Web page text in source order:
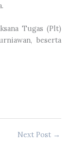
Tugas (Plt)
beserta
Next Post →